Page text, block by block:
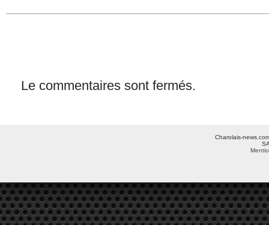
Le commentaires sont fermés.
Charolais-